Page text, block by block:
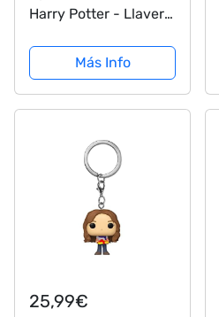
Harry Potter - Llavero
Más Info
25,99€